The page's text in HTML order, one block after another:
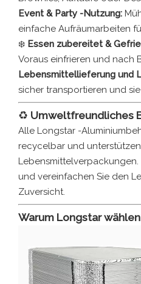
Event & Party -Nutzung:
einfache Aufräumarbeiten
❄️ Essen zubereitet &
Voraus einfrieren und nach
Lebensmittellieferung und
sicher transportieren und
♻️ Umweltfreundliches
Alle Longstar -
recycelbar und
und vereinfachen Sie den
Zuversicht.
Warum Longstar